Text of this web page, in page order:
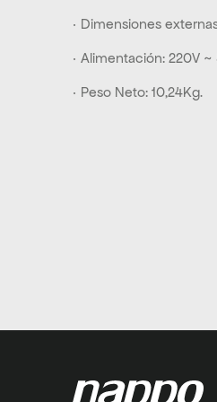
· Dimensiones
· Alimentación: 220V
· Peso Neto: 10,24Kg.